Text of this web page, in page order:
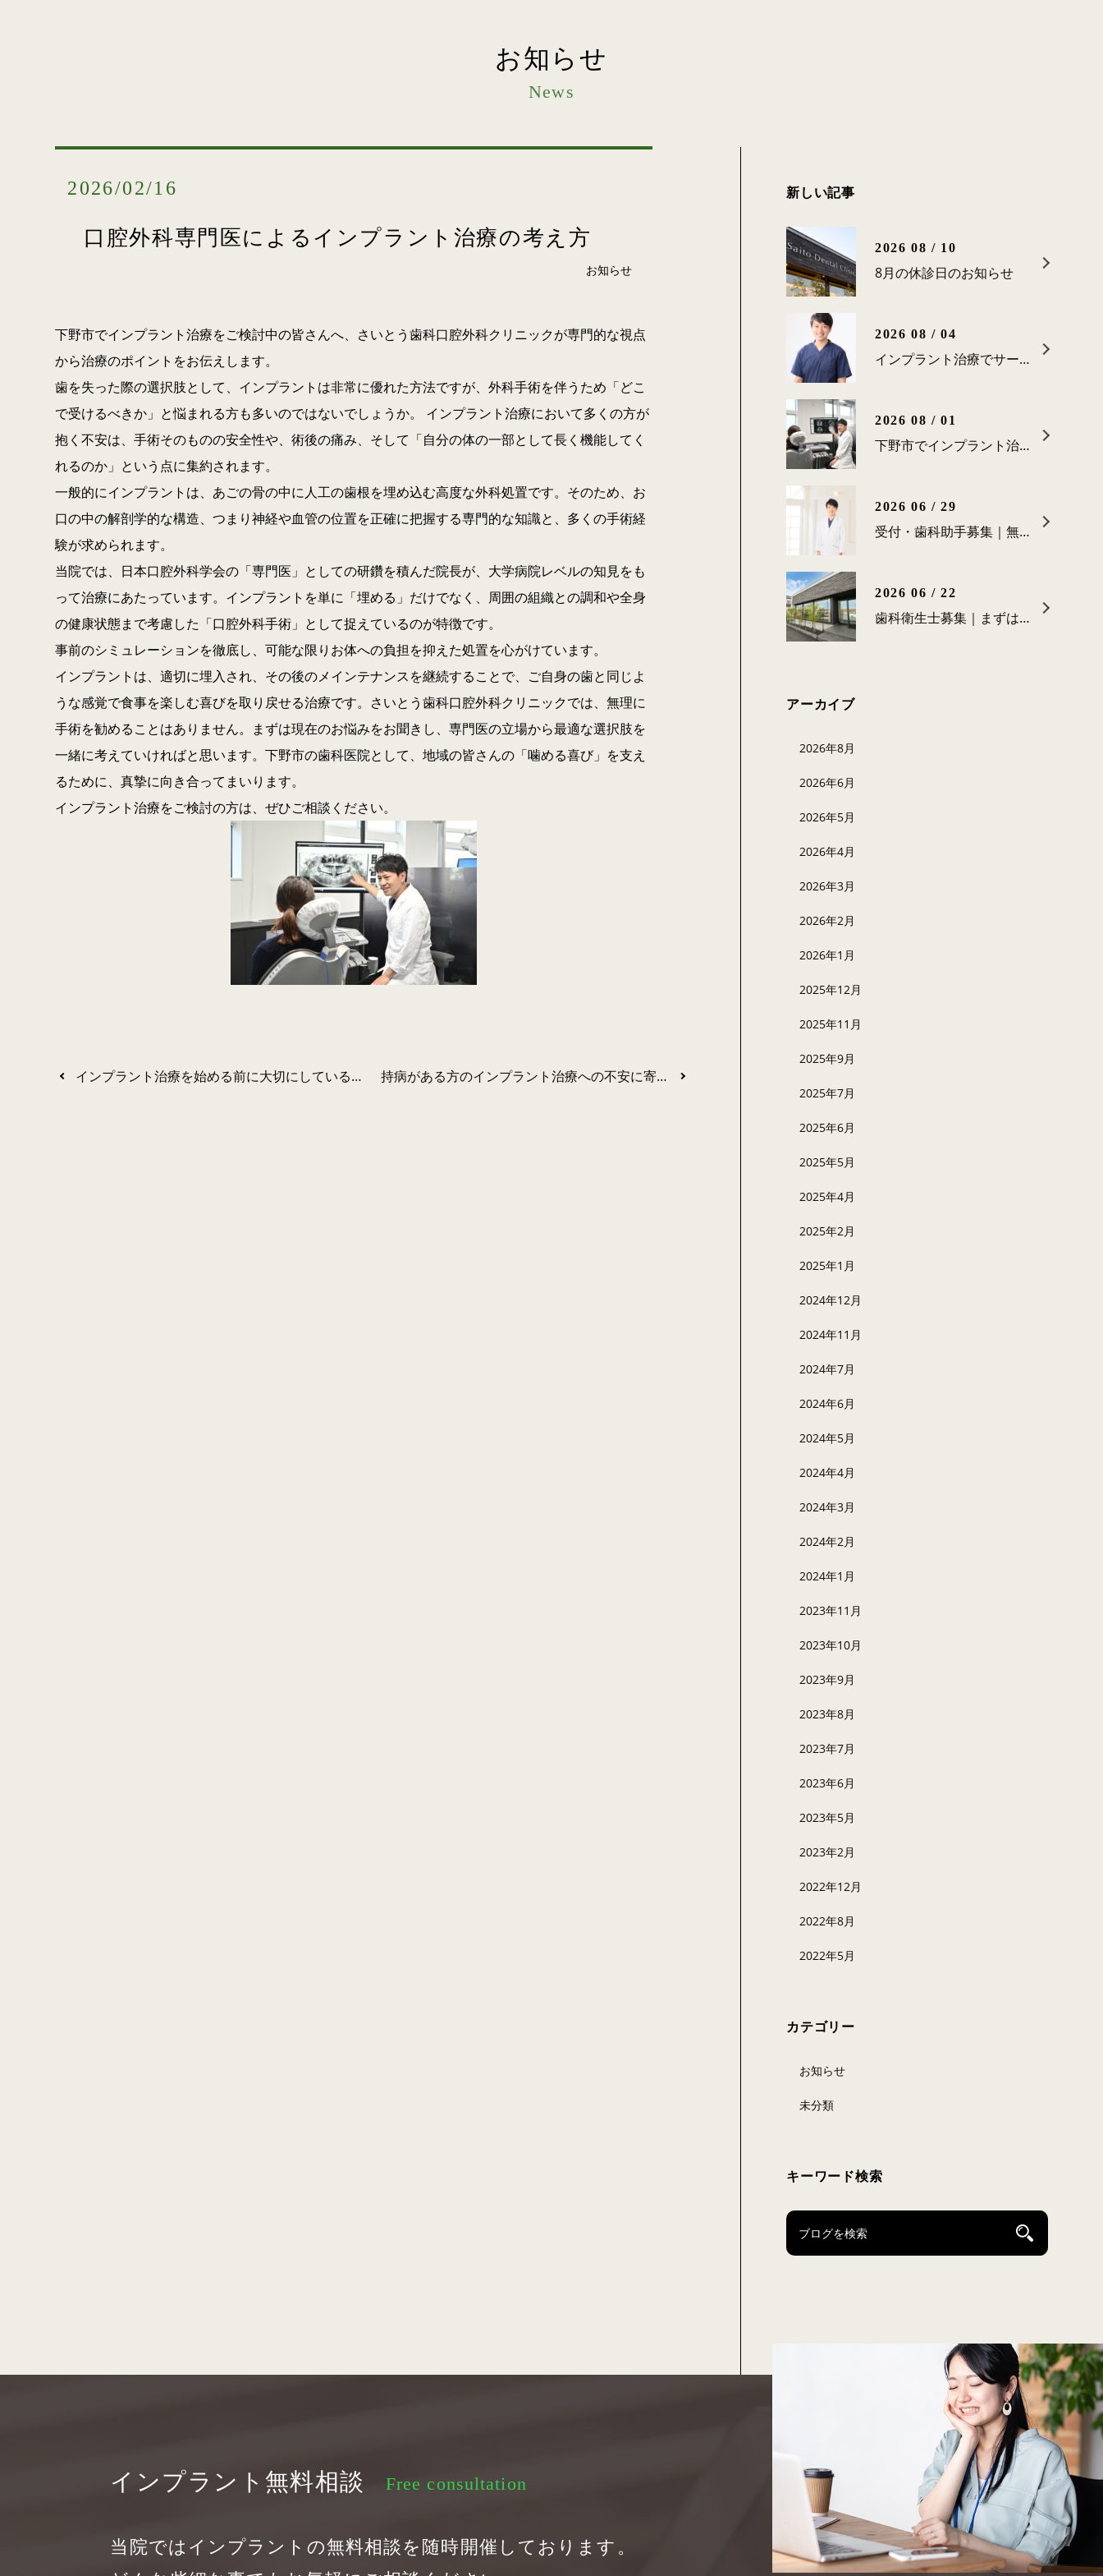
お知らせ
News
2026/02/16
口腔外科専門医によるインプラント治療の考え方
お知らせ
下野市でインプラント治療をご検討中の皆さんへ、さいとう歯科口腔外科クリニックが専門的な視点
から治療のポイントをお伝えします。
歯を失った際の選択肢として、インプラントは非常に優れた方法ですが、外科手術を伴うため「どこ
で受けるべきか」と悩まれる方も多いのではないでしょうか。 インプラント治療において多くの方が
抱く不安は、手術そのものの安全性や、術後の痛み、そして「自分の体の一部として長く機能してく
れるのか」という点に集約されます。
一般的にインプラントは、あごの骨の中に人工の歯根を埋め込む高度な外科処置です。そのため、お
口の中の解剖学的な構造、つまり神経や血管の位置を正確に把握する専門的な知識と、多くの手術経
験が求められます。
当院では、日本口腔外科学会の「専門医」としての研鑽を積んだ院長が、大学病院レベルの知見をも
って治療にあたっています。インプラントを単に「埋める」だけでなく、周囲の組織との調和や全身
の健康状態まで考慮した「口腔外科手術」として捉えているのが特徴です。
事前のシミュレーションを徹底し、可能な限りお体への負担を抑えた処置を心がけています。
インプラントは、適切に埋入され、その後のメインテナンスを継続することで、ご自身の歯と同じよ
うな感覚で食事を楽しむ喜びを取り戻せる治療です。さいとう歯科口腔外科クリニックでは、無理に
手術を勧めることはありません。まずは現在のお悩みをお聞きし、専門医の立場から最適な選択肢を
一緒に考えていければと思います。下野市の歯科医院として、地域の皆さんの「噛める喜び」を支え
るために、真摯に向き合ってまいります。
インプラント治療をご検討の方は、ぜひご相談ください。
インプラント治療を始める前に大切にしていること 持病がある方のインプラント治療への不安に寄り添う
新しい記事
2026 08 / 10
8月の休診日のお知らせ
2026 08 / 04
インプラント治療でサージカルガイドを使用する理由は？
2026 08 / 01
下野市でインプラント治療を受ける歯科医院は、どう選べばよいですか？
2026 06 / 29
受付・歯科助手募集｜無理なく長く働ける環境です
2026 06 / 22
歯科衛生士募集｜まずは見学だけでも大歓迎です
アーカイブ
2026年8月
2026年6月
2026年5月
2026年4月
2026年3月
2026年2月
2026年1月
2025年12月
2025年11月
2025年9月
2025年7月
2025年6月
2025年5月
2025年4月
2025年2月
2025年1月
2024年12月
2024年11月
2024年7月
2024年6月
2024年5月
2024年4月
2024年3月
2024年2月
2024年1月
2023年11月
2023年10月
2023年9月
2023年8月
2023年7月
2023年6月
2023年5月
2023年2月
2022年12月
2022年8月
2022年5月
カテゴリー
お知らせ
未分類
キーワード検索
インプラント無料相談 Free consultation
当院ではインプラントの無料相談を随時開催しております。